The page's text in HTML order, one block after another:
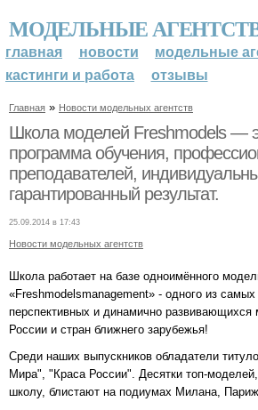
МОДЕЛЬНЫЕ
главная новости
модельные
кастинги и работа
отзывы
Главная » Новости модельных агентств
Школа моделей Freshmodels —
программа обучения,
преподавателей,
гарантированный результат.
25.09.2014 в 17:43
Новости модельных агентств
Школа работает на базе одноимённого
«Freshmodelsmanagement» - одного из самых
перспективных и динамично развивающихся
России и стран ближнего зарубежья!
Среди наших выпускников обладатели
Мира", "Краса России". Десятки топ-
школу, блистают на подиумах Милана,